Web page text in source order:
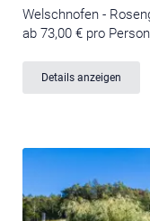
Welschnofen -
ab 73,00 € pro
Details anzeigen